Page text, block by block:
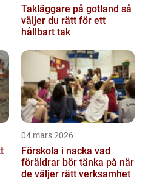
Takläggare på gotland så
väljer du rätt för ett
hållbart tak
04 mars 2026
Förskola i nacka vad
föräldrar bör tänka på när
de väljer rätt verksamhet